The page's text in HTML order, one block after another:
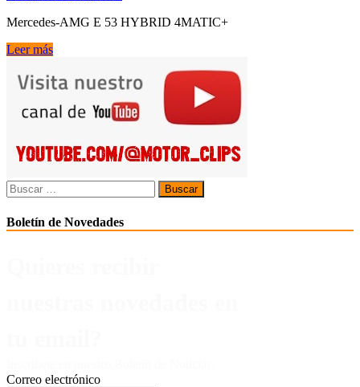
Mercedes-AMG E 53 HYBRID 4MATIC+
Así
nuevo
Mercedes-
AMG
53
HYBRID
4MATIC+
Leer más
Buscar:
Boletín de Novedades
Correo electrónico